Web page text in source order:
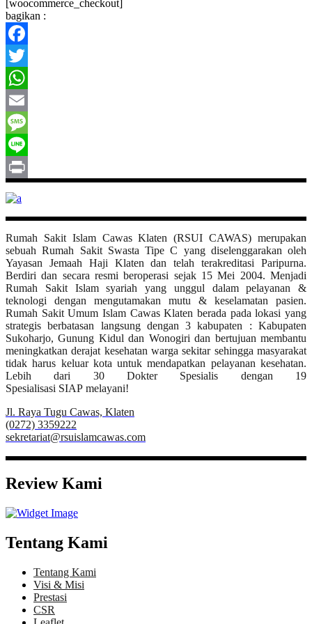
[woocommerce_checkout]
bagikan :
Facebook
Twitter
WhatsApp
Email
Message
Line
Rumah Sakit Islam Cawas Klaten (RSUI CAWAS) merupakan
sebuah Rumah Sakit Swasta Tipe C yang diselenggarakan oleh
Yayasan Jemaah Haji Klaten dan telah terakreditasi Paripurna.
Berdiri dan secara resmi beroperasi sejak 15 Mei 2004. Menjadi
Rumah Sakit Islam syariah yang unggul dalam pelayanan &
teknologi dengan mengutamakan mutu & keselamatan pasien.
Rumah Sakit Umum Islam Cawas Klaten berada pada lokasi yang
strategis berbatasan langsung dengan 3 kabupaten : Kabupaten
Sukoharjo, Gunung Kidul dan Wonogiri dan bertujuan membantu
meningkatkan derajat kesehatan warga sekitar sehingga masyarakat
tidak harus keluar kota untuk mendapatkan pelayanan kesehatan.
Lebih dari 30 Dokter Spesialis dengan 19
Spesialisasi SIAP melayani!
Jl. Raya Tugu Cawas, Klaten
(0272) 3359222
sekretariat@rsuislamcawas.com
Review Kami
Tentang Kami
Tentang Kami
Visi & Misi
Prestasi
CSR